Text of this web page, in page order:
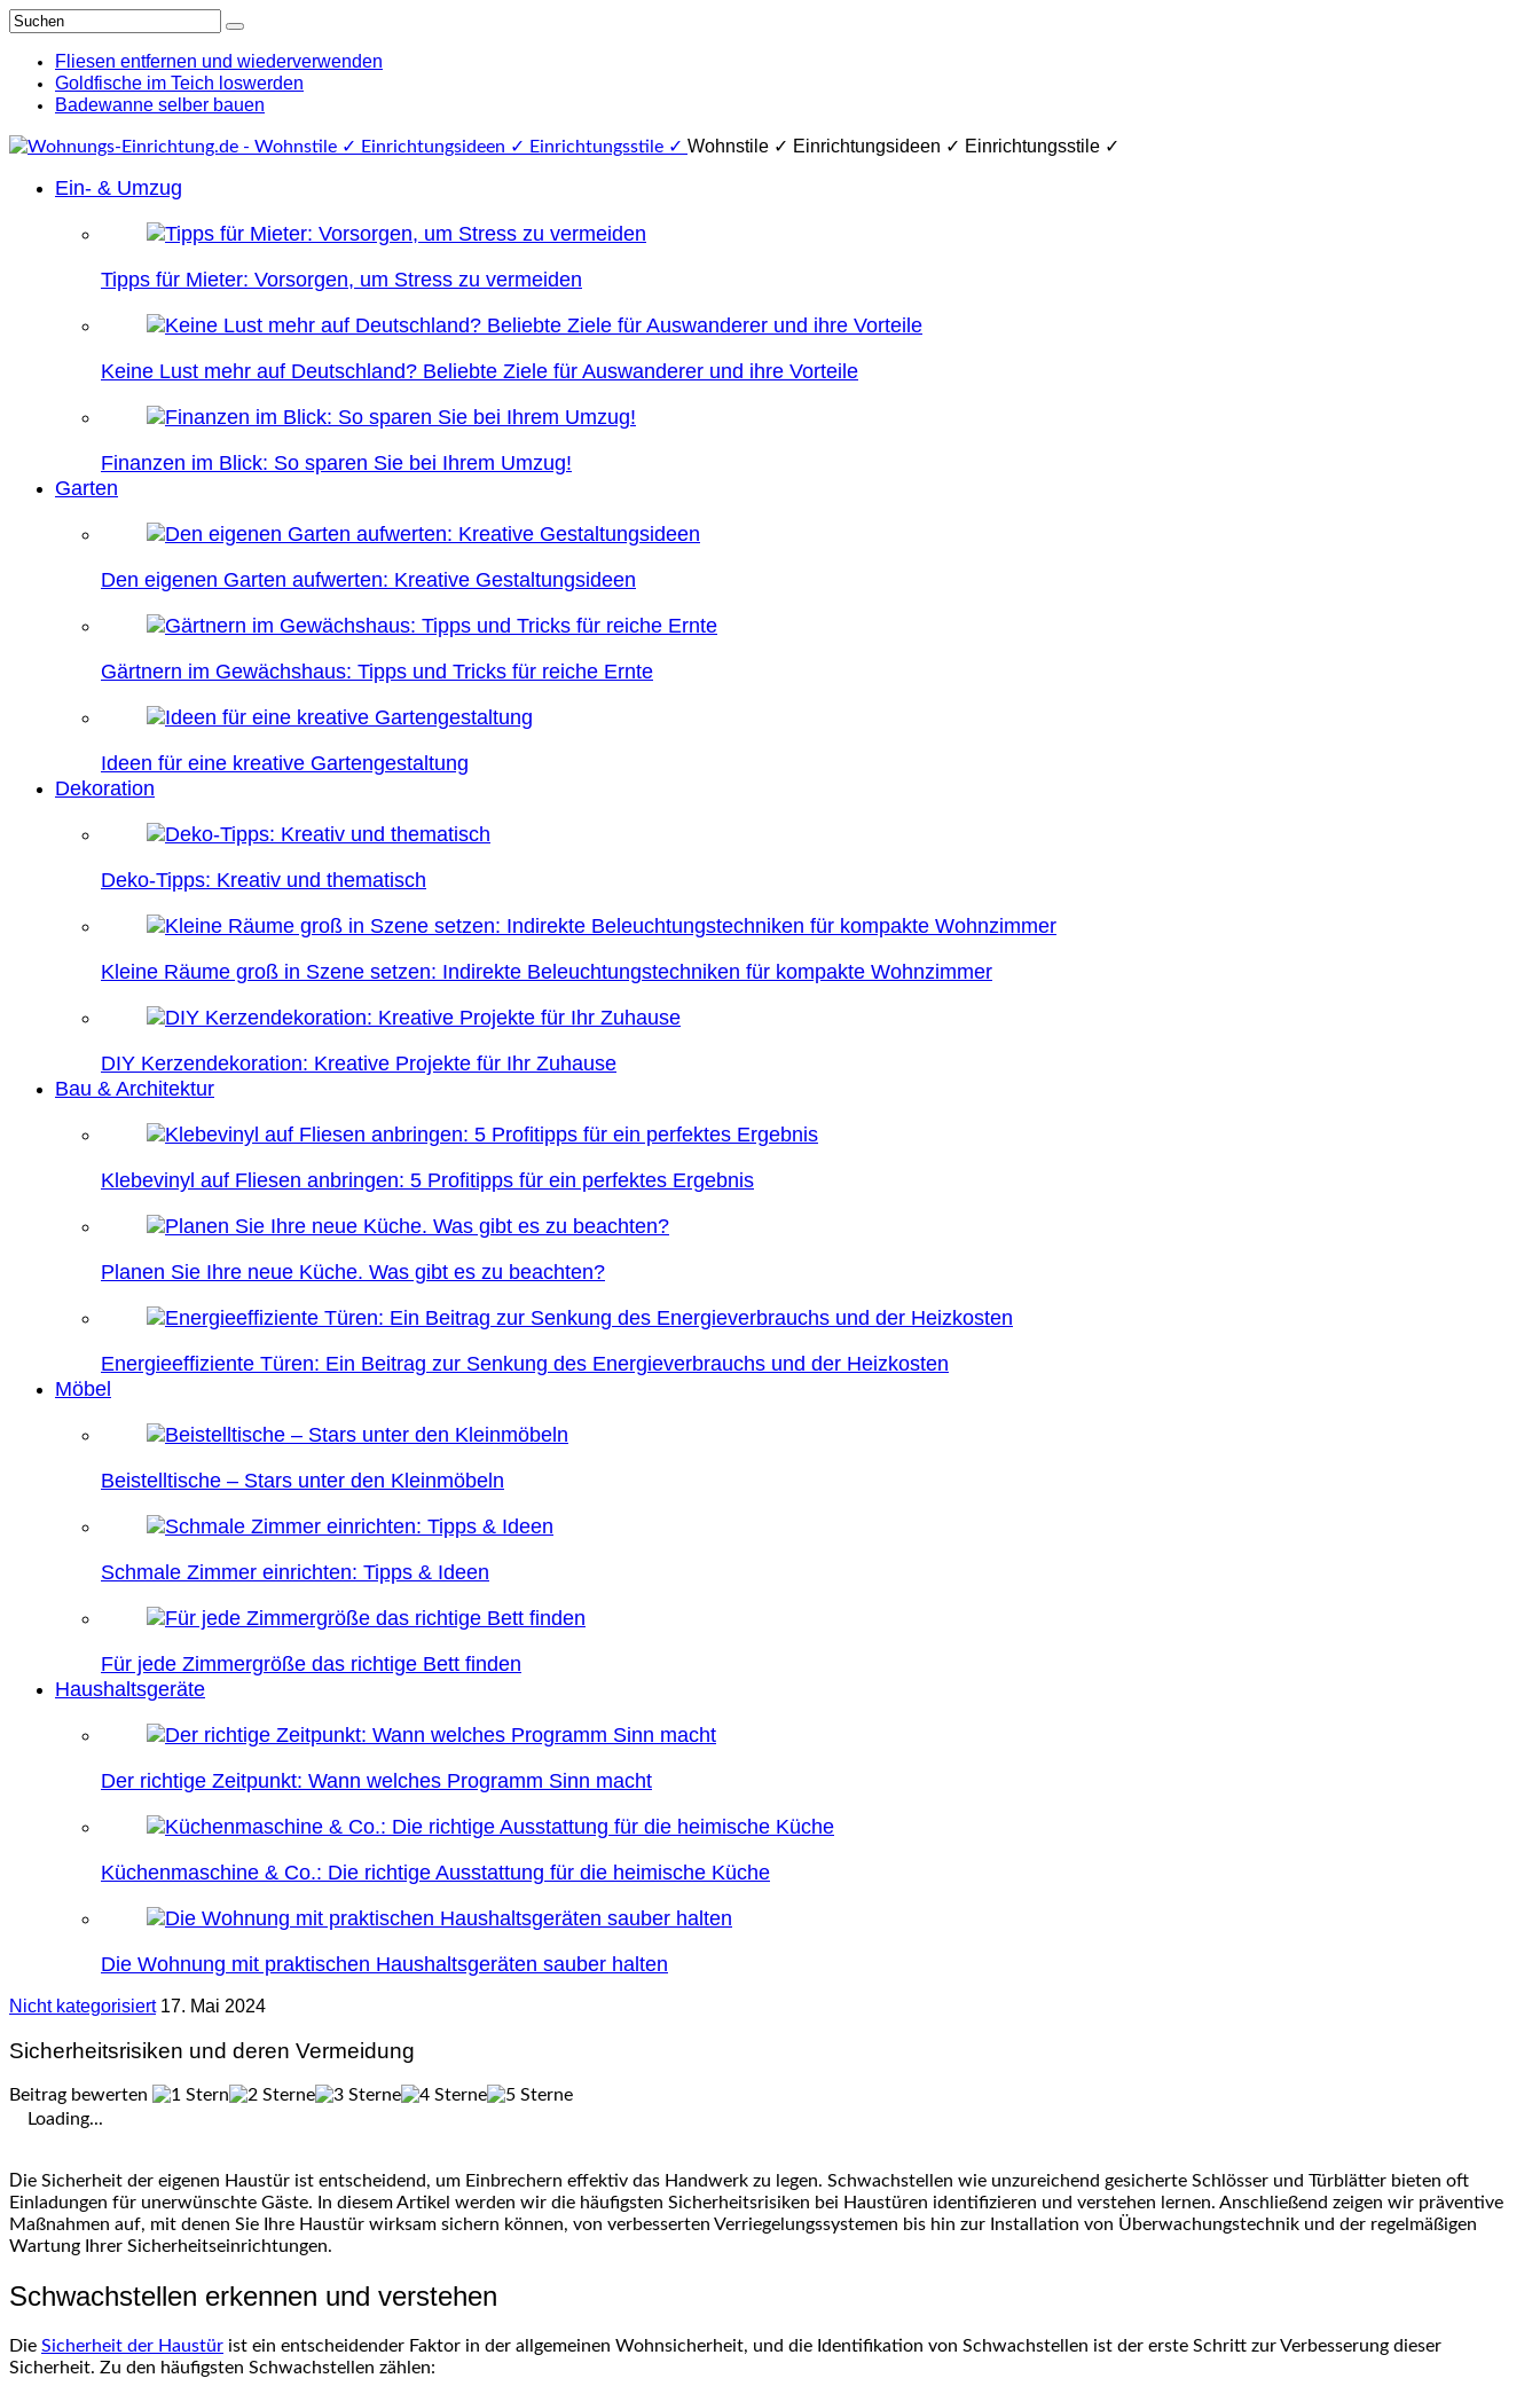
Fliesen entfernen und wiederverwenden
Goldfische im Teich loswerden
Badewanne selber bauen
Wohnstile ✓ Einrichtungsideen ✓ Einrichtungsstile ✓
Ein- & Umzug
Tipps für Mieter: Vorsorgen, um Stress zu vermeiden
Keine Lust mehr auf Deutschland? Beliebte Ziele für Auswanderer und ihre Vorteile
Finanzen im Blick: So sparen Sie bei Ihrem Umzug!
Garten
Den eigenen Garten aufwerten: Kreative Gestaltungsideen
Gärtnern im Gewächshaus: Tipps und Tricks für reiche Ernte
Ideen für eine kreative Gartengestaltung
Dekoration
Deko-Tipps: Kreativ und thematisch
Kleine Räume groß in Szene setzen: Indirekte Beleuchtungstechniken für kompakte Wohnzimmer
DIY Kerzendekoration: Kreative Projekte für Ihr Zuhause
Bau & Architektur
Klebevinyl auf Fliesen anbringen: 5 Profitipps für ein perfektes Ergebnis
Planen Sie Ihre neue Küche. Was gibt es zu beachten?
Energieeffiziente Türen: Ein Beitrag zur Senkung des Energieverbrauchs und der Heizkosten
Möbel
Beistelltische – Stars unter den Kleinmöbeln
Schmale Zimmer einrichten: Tipps & Ideen
Für jede Zimmergröße das richtige Bett finden
Haushaltsgeräte
Der richtige Zeitpunkt: Wann welches Programm Sinn macht
Küchenmaschine & Co.: Die richtige Ausstattung für die heimische Küche
Die Wohnung mit praktischen Haushaltsgeräten sauber halten
Nicht kategorisiert 17. Mai 2024
Sicherheitsrisiken und deren Vermeidung
Beitrag bewerten
Loading...
Die Sicherheit der eigenen Haustür ist entscheidend, um Einbrechern effektiv das Handwerk zu legen. Schwachstellen wie unzureichend gesicherte Schlösser und Türblätter bieten oft
Einladungen für unerwünschte Gäste. In diesem Artikel werden wir die häufigsten Sicherheitsrisiken bei Haustüren identifizieren und verstehen lernen. Anschließend zeigen wir präventive
Maßnahmen auf, mit denen Sie Ihre Haustür wirksam sichern können, von verbesserten Verriegelungssystemen bis hin zur Installation von Überwachungstechnik und der regelmäßigen
Wartung Ihrer Sicherheitseinrichtungen.
Schwachstellen erkennen und verstehen
Die Sicherheit der Haustür ist ein entscheidender Faktor in der allgemeinen Wohnsicherheit, und die Identifikation von Schwachstellen ist der erste Schritt zur Verbesserung dieser
Sicherheit. Zu den häufigsten Schwachstellen zählen: